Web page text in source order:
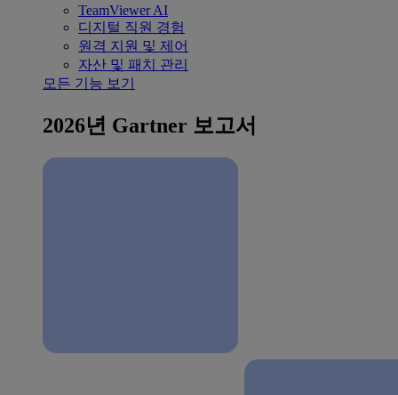
TeamViewer AI
디지털 직원 경험
원격 지원 및 제어
자산 및 패치 관리
모든 기능 보기
2026년 Gartner 보고서